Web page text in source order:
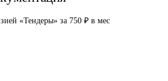
«Тендеры» за 750 ₽ в мес